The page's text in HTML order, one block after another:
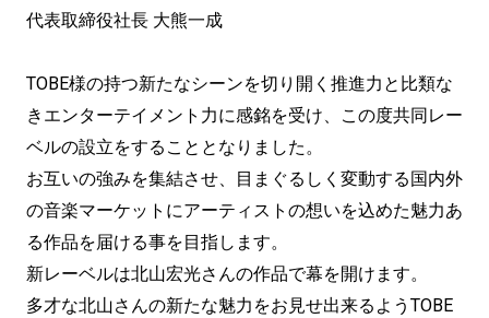
代表取締役社長 大熊一成
TOBE様の持つ新たなシーンを切り開く推進力と比類な
きエンターテイメント力に感銘を受け、この度共同レー
ベルの設立をすることとなりました。
お互いの強みを集結させ、目まぐるしく変動する国内外
の音楽マーケットにアーティストの想いを込めた魅力あ
る作品を届ける事を目指します。
新レーベルは北山宏光さんの作品で幕を開けます。
多才な北山さんの新たな魅力をお見せ出来るようTOBE